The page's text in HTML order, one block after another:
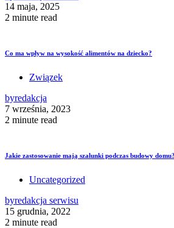
14 maja, 2025
2 minute read
Co ma wpływ na wysokość alimentów na dziecko?
Związek
byredakcja
7 września, 2023
2 minute read
Jakie zastosowanie mają szalunki podczas budowy domu?
Uncategorized
byredakcja serwisu
15 grudnia, 2022
2 minute read